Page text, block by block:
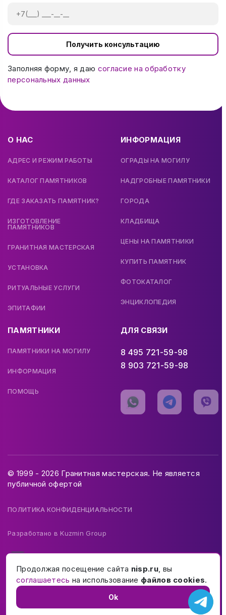
Получить консультацию
Заполняя форму, я даю согласие на обработку
персональных данных
О НАС
АДРЕС И РЕЖИМ РАБОТЫ
КАТАЛОГ ПАМЯТНИКОВ
ГДЕ ЗАКАЗАТЬ ПАМЯТНИК?
ИЗГОТОВЛЕНИЕ
ПАМЯТНИКОВ
ГРАНИТНАЯ МАСТЕРСКАЯ
УСТАНОВКА
РИТУАЛЬНЫЕ УСЛУГИ
ЭПИТАФИИ
ИНФОРМАЦИЯ
ОГРАДЫ НА МОГИЛУ
НАДГРОБНЫЕ ПАМЯТНИКИ
ГОРОДА
КЛАДБИЩА
ЦЕНЫ НА ПАМЯТНИКИ
КУПИТЬ ПАМЯТНИК
ФОТОКАТАЛОГ
ЭНЦИКЛОПЕДИЯ
ПАМЯТНИКИ
ПАМЯТНИКИ НА МОГИЛУ
ИНФОРМАЦИЯ
ПОМОЩЬ
ДЛЯ СВЯЗИ
8 495 721-59-98
8 903 721-59-98
© 1999 - 2026 Гранитная мастерская. Не является
публичной офертой
ПОЛИТИКА КОНФИДЕНЦИАЛЬНОСТИ
Разработано вKuzmin Group
Продолжая посещение сайта nisp.ru, вы
соглашаетесь на использование файлов cookies.
Ok